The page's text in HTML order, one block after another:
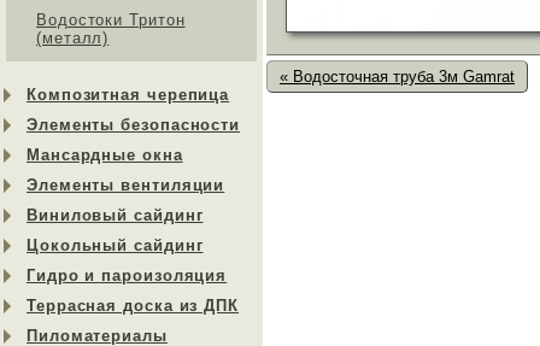
Водостоки Тритон
(металл)
Композитная черепица
Элементы безопасности
Мансардные окна
Элементы вентиляции
Виниловый сайдинг
Цокольный сайдинг
Гидро и пароизоляция
Террасная доска из ДПК
Пиломатериалы
« Водосточная труба 3м Gamrat